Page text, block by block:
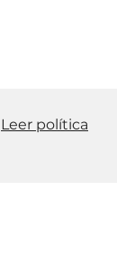
Leer política